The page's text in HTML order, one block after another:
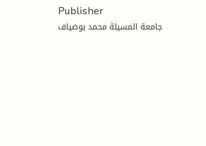
Publisher
جامعة المسيلة محمد بوضياف